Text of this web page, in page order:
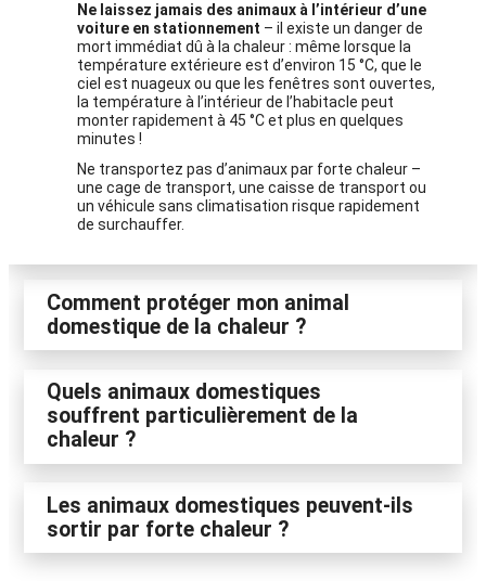
Ne laissez jamais des animaux à l’intérieur d’une
voiture en stationnement – il existe un danger de
mort immédiat dû à la chaleur : même lorsque la
température extérieure est d’environ 15 °C, que le
ciel est nuageux ou que les fenêtres sont ouvertes,
la température à l’intérieur de l’habitacle peut
monter rapidement à 45 °C et plus en quelques
minutes !
Ne transportez pas d’animaux par forte chaleur –
une cage de transport, une caisse de transport ou
un véhicule sans climatisation risque rapidement
de surchauffer.
Comment protéger mon animal
domestique de la chaleur ?
Quels animaux domestiques
souffrent particulièrement de la
chaleur ?
Les animaux domestiques peuvent-ils
sortir par forte chaleur ?